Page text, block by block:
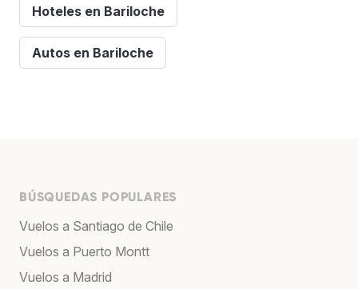
Hoteles en Bariloche
Autos en Bariloche
BÚSQUEDAS POPULARES
Vuelos a Santiago de Chile
Vuelos a Puerto Montt
Vuelos a Madrid